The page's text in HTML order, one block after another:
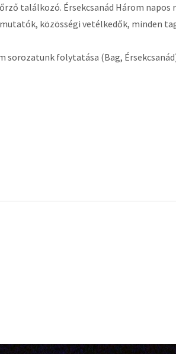
találkozó. Érsekcsanád Három
közösségi vetélkedők, minden
sorozatunk folytatása (Bag,